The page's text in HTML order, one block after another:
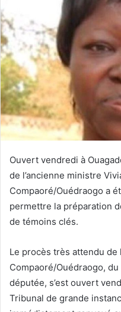
Ouvert vendredi à
de l’ancienne ministre
Compaoré/Ouédraogo a
permettre la préparation
de témoins clés.
Le procès très attendu de
Compaoré/Ouédraogo,
députée, s’est ouvert
Tribunal de grande